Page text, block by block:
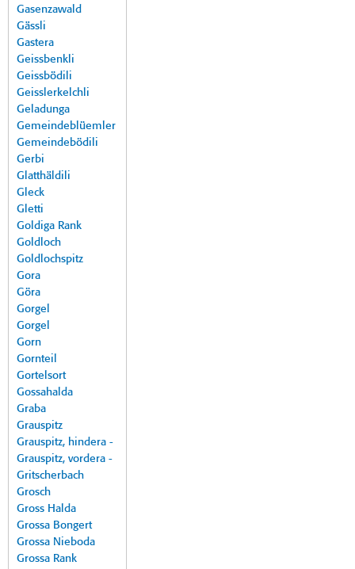
Gasenzawald
Gässli
Gastera
Geissbenkli
Geissbödili
Geisslerkelchli
Geladunga
Gemeindeblüemler
Gemeindebödili
Gerbi
Glatthäldili
Gleck
Gletti
Goldiga Rank
Goldloch
Goldlochspitz
Gora
Göra
Gorgel
Gorgel
Gorn
Gornteil
Gortelsort
Gossahalda
Graba
Grauspitz
Grauspitz, hindera -
Grauspitz, vordera -
Gritscherbach
Grosch
Gross Halda
Grossa Bongert
Grossa Nieboda
Grossa Rank